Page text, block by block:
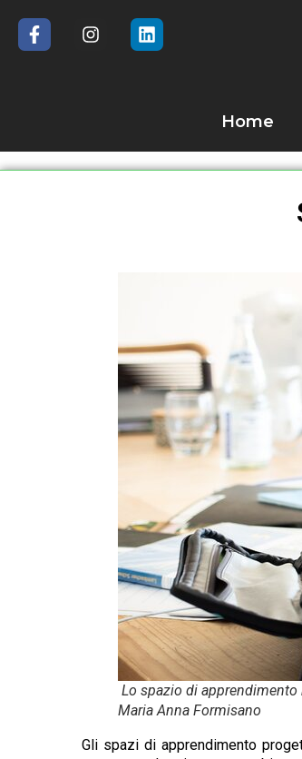
Home
Lo spazio di
Maria Anna Formisano
Gli spazi di apprendimento